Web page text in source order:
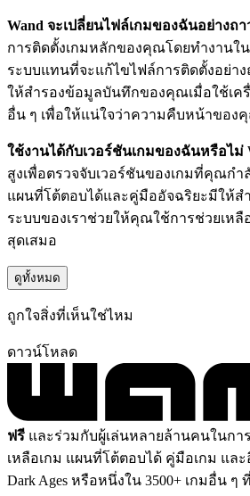
Wand จะเปลี่ยนไฟล์เกมของฉันอย่างถ
การติดตั้งเกมหลักของคุณโดยทำงานใ
ระบบแทนที่จะแก้ไขไฟล์การติดตั้งอย่าง
ให้สำรองข้อมูลบันทึกของคุณเมื่อใช้เค
อื่น ๆ เพื่อให้แน่ใจว่าความคืบหน้าของ
ใช้งานได้กับเวอร์ชันเกมของฉันหรือไม่
สูงเพื่อตรวจจับเวอร์ชันของเกมที่คุณกำ
แผนที่โต้ตอบได้และคู่มืออัจฉริยะมีให้ส
ระบบของเราช่วยให้คุณใช้การช่วยเหลื
สุดเสมอ
ดูทั้งหมด
ถูกใจสิ่งที่เห็นใช่ไหม
ดาวน์โหลด
ฟรี และร่วมกับผู้เล่นหลายล้านคนในกา
เหลือเกม แผนที่โต้ตอบได้ คู่มือเกม และ
Dark Ages หรือหนึ่งใน 3500+ เกมอื่น ๆ